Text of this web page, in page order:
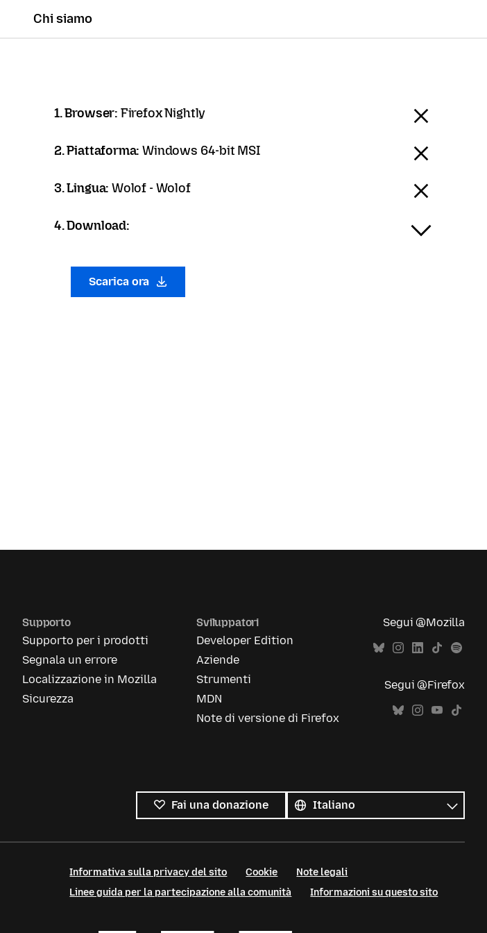
Chi siamo
1. Browser: Firefox Nightly
2. Piattaforma:Windows 64-bit MSI
3. Lingua:Wolof - Wolof
4. Download:
Scarica ora
Supporto
Supporto per i prodotti
Segnala un errore
Localizzazione in Mozilla
Sicurezza
Sviluppatori
Developer Edition
Aziende
Strumenti
MDN
Note di versione di Firefox
Segui @Mozilla
Segui @Firefox
Fai una donazione
le
lingue
Lingua
Informativa sulla privacy del sito Cookie
Note legali
Linee guida per la partecipazione alla comunità
Informazioni su questo sito